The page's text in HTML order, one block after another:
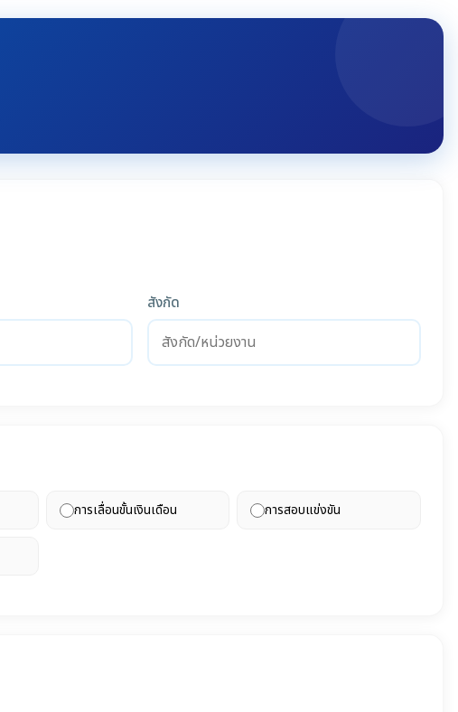
สังกัด
การเลื่อนขั้นเงินเดือน การสอบแข่งขัน